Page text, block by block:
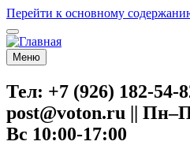
Перейти к основному
Меню
Тел: +7 (926) 182-54-
post@voton.ru ||
Вс 10:00-17:00